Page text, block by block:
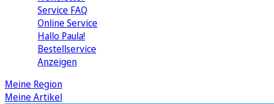
Service FAQ
Online Service
Hallo Paula!
Bestellservice
Anzeigen
Meine Region
Meine Artikel